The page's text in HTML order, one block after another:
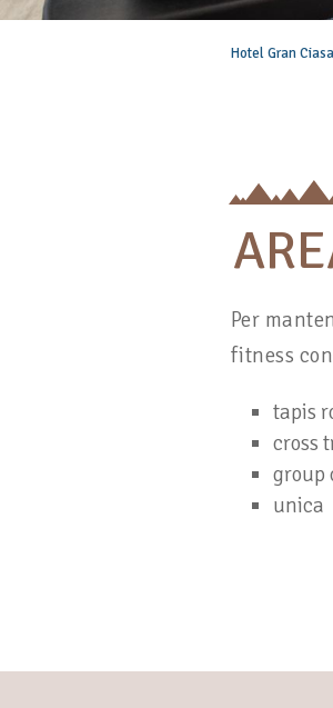
Hotel Gran Ciasa
Per
fitness
tapis
cross
group
unica